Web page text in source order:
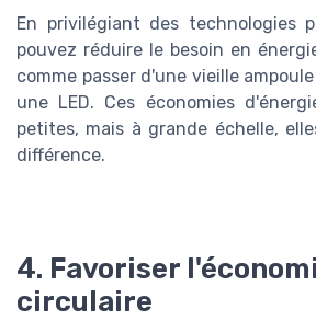
En privilégiant des technologies
pouvez réduire le besoin en
comme passer d'une vieille
une LED. Ces économies
petites, mais à grande échelle,
différence.
4. Favoriser
circulaire